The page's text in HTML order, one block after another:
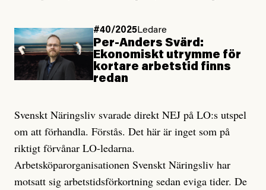
#40/2025Ledare
Per-Anders Svärd:
Ekonomiskt utrymme för
kortare arbetstid finns
redan
Svenskt Näringsliv svarade direkt NEJ på LO:s utspel
om att förhandla. Förstås. Det här är inget som på
riktigt förvånar LO-ledarna.
Arbetsköparorganisationen Svenskt Näringsliv har
motsatt sig arbetstidsförkortning sedan eviga tider. De